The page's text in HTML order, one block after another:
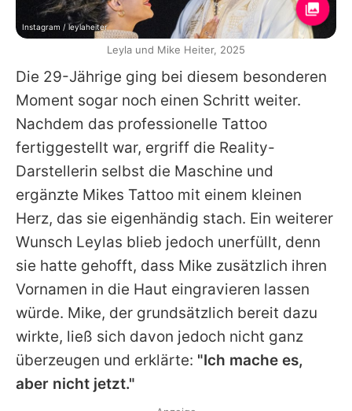
Die 29-Jährige ging bei diesem besonderen
Moment sogar noch einen Schritt weiter.
Nachdem das professionelle Tattoo
fertiggestellt war, ergriff die Reality-
Darstellerin selbst die Maschine und
ergänzte Mikes Tattoo mit einem kleinen
Herz, das sie eigenhändig stach. Ein weiterer
Wunsch Leylas blieb jedoch unerfüllt, denn
sie hatte gehofft, dass Mike zusätzlich ihren
Vornamen in die Haut eingravieren lassen
würde. Mike, der grundsätzlich bereit dazu
wirkte, ließ sich davon jedoch nicht ganz
überzeugen und erklärte: "Ich mache es,
aber nicht jetzt."
Instagram / leylaheiter
Leyla und Mike Heiter, 2025